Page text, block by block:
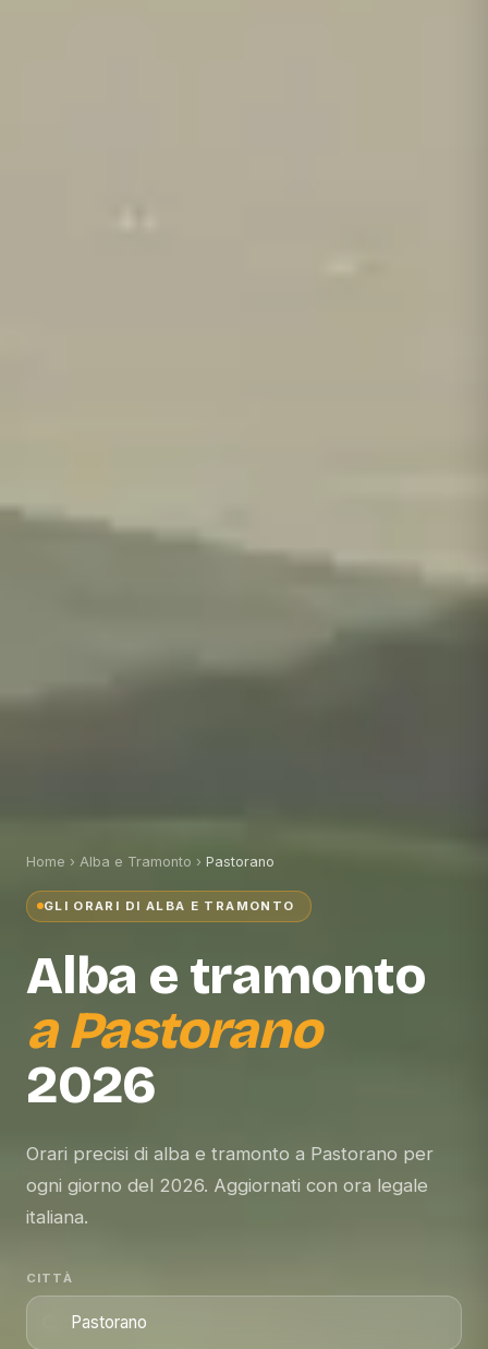
Home › Alba e Tramonto › Pastorano
GLI ORARI DI ALBA E TRAMONTO
Alba e tramonto
aPastorano
2026
Orari precisi di alba e tramonto a Pastorano per
ogni giorno del 2026. Aggiornati con ora legale
italiana.
CITTÀ